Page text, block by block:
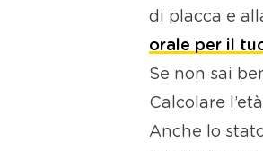
di placca e
orale per il
Se non sai
Calcolare
Anche lo